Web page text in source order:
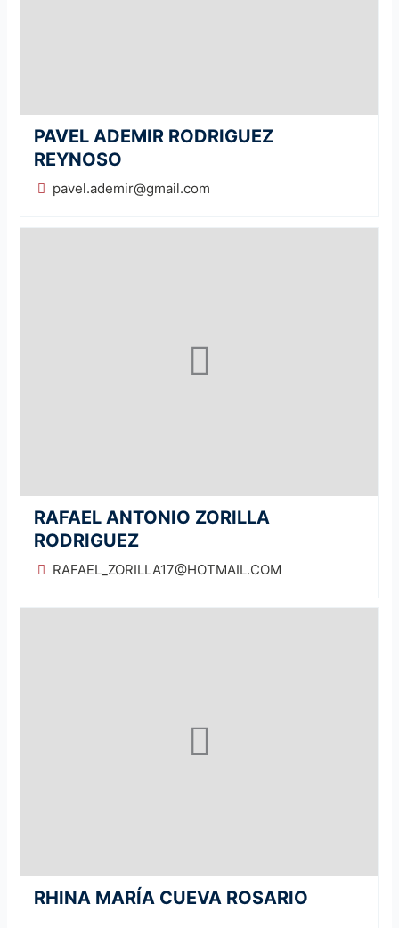
PAVEL ADEMIR RODRIGUEZ
REYNOSO
pavel.ademir@gmail.com
RAFAEL ANTONIO ZORILLA
RODRIGUEZ
RAFAEL_ZORILLA17@HOTMAIL.COM
RHINA MARÍA CUEVA ROSARIO